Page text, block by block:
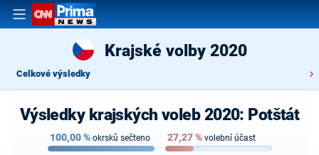
Krajské volby 2020
Celkové výsledky
Výsledky krajských voleb 2020: Potštát
100,00% okrsků sečteno 27,27% volební účast